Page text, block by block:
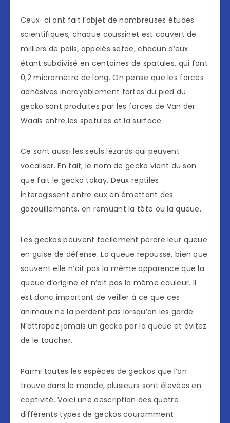
Ceux-ci ont fait l’objet de nombreuses études
scientifiques, chaque coussinet est couvert de
milliers de poils, appelés setae, chacun d’eux
étant subdivisé en centaines de spatules, qui font
0,2 micromètre de long. On pense que les forces
adhésives incroyablement fortes du pied du
gecko sont produites par les forces de Van der
Waals entre les spatules et la surface.
Ce sont aussi les seuls lézards qui peuvent
vocaliser. En fait, le nom de gecko vient du son
que fait le gecko tokay. Deux reptiles
interagissent entre eux en émettant des
gazouillements, en remuant la tête ou la queue.
Les geckos peuvent facilement perdre leur queue
en guise de défense. La queue repousse, bien que
souvent elle n’ait pas la même apparence que la
queue d’origine et n’ait pas la même couleur. Il
est donc important de veiller à ce que ces
animaux ne la perdent pas lorsqu’on les garde.
N’attrapez jamais un gecko par la queue et évitez
de le toucher.
Parmi toutes les espèces de geckos que l’on
trouve dans le monde, plusieurs sont élevées en
captivité. Voici une description des quatre
différents types de geckos couramment